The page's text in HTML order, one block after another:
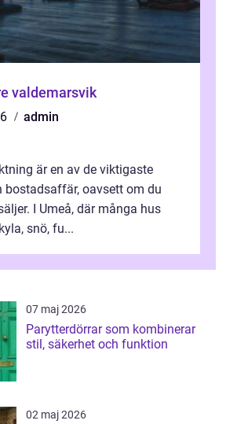
valdemarsvik
admin
är en av de viktigaste
bostadsaffär, oavsett om du
I Umeå, där många hus
snö, fu...
07 maj 2026
Parytterdörrar som kombinerar
stil, säkerhet och funktion
02 maj 2026